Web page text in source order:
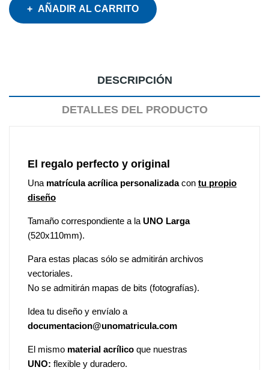
AÑADIR AL CARRITO
DESCRIPCIÓN
DETALLES DEL PRODUCTO
El regalo perfecto y original
Una matrícula acrílica personalizadacon tu propio
diseño
Tamaño correspondiente a la UNO Larga
(520x110mm).
Para estas placas sólo se admitirán archivos
vectoriales.
No se admitirán mapas de bits (fotografías).
Idea tu diseño y envíalo a
documentacion@unomatricula.com
El mismo material acrílico que nuestras
UNO: flexible y duradero.